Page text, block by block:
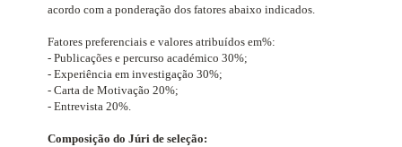
acordo com a ponderação dos fatores abaixo indicados.
Fatores preferenciais e valores atribuídos em%:
- Publicações e percurso académico 30%;
- Experiência em investigação 30%;
- Carta de Motivação 20%;
- Entrevista 20%.
Composição do Júri de seleção: